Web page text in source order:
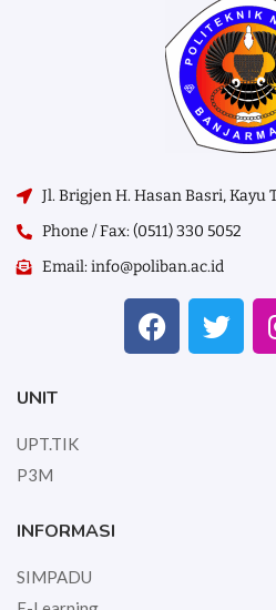
Jl. Brigjen H. Hasan Basri, Kayu
Phone / Fax: (0511) 330 5052
Email: info@poliban.ac.id
UNIT
UPT.TIK
P3M
INFORMASI
SIMPADU